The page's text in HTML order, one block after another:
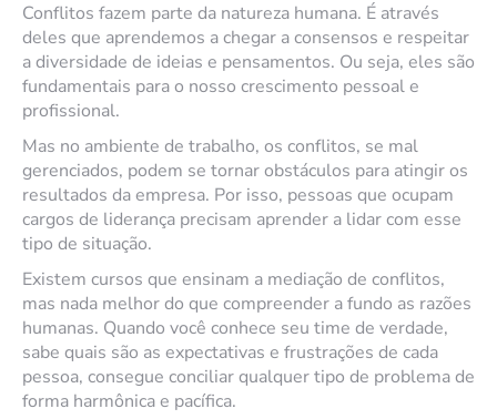
Conflitos fazem parte da natureza humana. É através
deles que aprendemos a chegar a consensos e respeitar
a diversidade de ideias e pensamentos. Ou seja, eles são
fundamentais para o nosso crescimento pessoal e
profissional.
Mas no ambiente de trabalho, os conflitos, se mal
gerenciados, podem se tornar obstáculos para atingir os
resultados da empresa. Por isso, pessoas que ocupam
cargos de liderança precisam aprender a lidar com esse
tipo de situação.
Existem cursos que ensinam a mediação de conflitos,
mas nada melhor do que compreender a fundo as razões
humanas. Quando você conhece seu time de verdade,
sabe quais são as expectativas e frustrações de cada
pessoa, consegue conciliar qualquer tipo de problema de
forma harmônica e pacífica.